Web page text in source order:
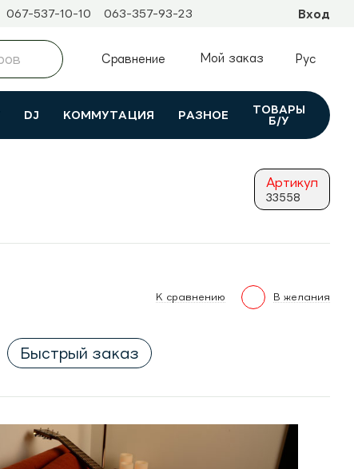
067-537-10-10 063-357-93-23 Вход
Сравнение Мой заказ Рус
DJ КОММУТАЦИЯ РАЗНОЕ
ТОВАРЫ
Б/У
Артикул
33558
К сравнению В желания
Быстрый заказ